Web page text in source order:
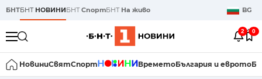
БНТБНТ НОВИНИБНТСпортБНТ На живо BG
2 0
НовиниСвятСпорт ВреметоБългария и еврото